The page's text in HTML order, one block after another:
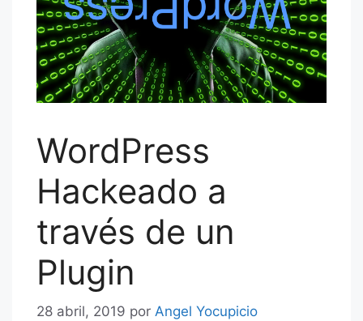
WordPress
Hackeado a
través de un
Plugin
28 abril, 2019 por Angel Yocupicio